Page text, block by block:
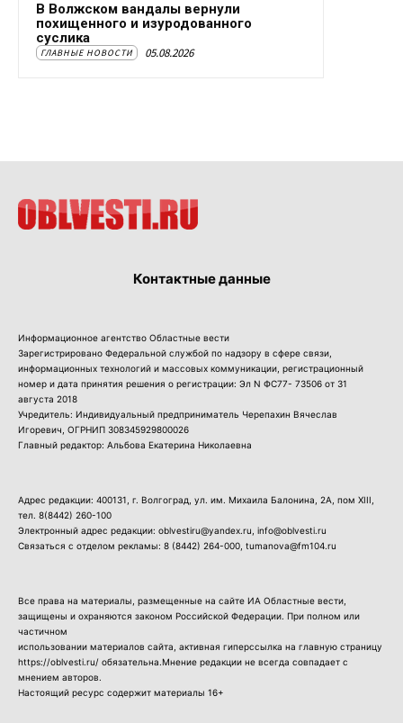
В Волжском вандалы вернули
похищенного и изуродованного
суслика
ГЛАВНЫЕ НОВОСТИ 05.08.2026
Контактные данные
Информационное агентство Областные вести
Зарегистрировано Федеральной службой по надзору в сфере связи,
информационных технологий и массовых коммуникации, регистрационный
номер и дата принятия решения о регистрации: Эл N ФС77- 73506 от 31
августа 2018
Учредитель: Индивидуальный предприниматель Черепахин Вячеслав
Игоревич, ОГРНИП 308345929800026
Главный редактор: Альбова Екатерина Николаевна
Адрес редакции: 400131, г. Волгоград, ул. им. Михаила Балонина, 2А, пом XIII,
тел. 8(8442) 260-100
Электронный адрес редакции: oblvestiru@yandex.ru, info@oblvesti.ru
Связаться с отделом рекламы: 8 (8442) 264-000 , tumanova@fm104.ru
Все права на материалы, размещенные на сайте ИА Областные вести,
защищены и охраняются законом Российской Федерации. При полном или
частичном
использовании материалов сайта, активная гиперссылка на главную страницу
https://oblvesti.ru/ обязательна.Мнение редакции не всегда совпадает с
мнением авторов.
Настоящий ресурс содержит материалы 16+